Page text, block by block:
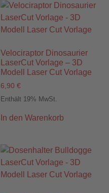
Velociraptor Dinosaurier
LaserCut Vorlage – 3D
Modell Laser Cut Vorlage
6,90 €
Enthält 19% MwSt.
In den Warenkorb